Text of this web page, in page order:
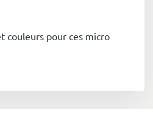
couleurs pour ces micro